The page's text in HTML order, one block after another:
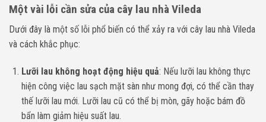
Một vài lỗi cần sửa của cây lau nhà Vileda
Dưới đây là một số lỗi phổ biến có thể xảy ra với cây lau nhà Vileda
và cách khắc phục:
Lưỡi lau không hoạt động hiệu quả: Nếu lưỡi lau không thực
hiện công việc lau sạch mặt sàn như mong đợi, có thể cần thay
thế lưỡi lau mới. Lưỡi lau cũ có thể bị mòn, gãy hoặc bám đồ
bẩn làm giảm hiệu suất lau.